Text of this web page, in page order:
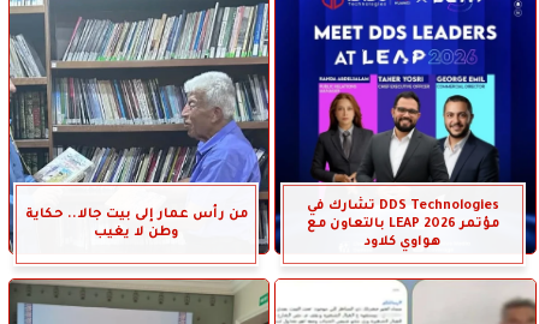
DDS Technologies تشارك في
مؤتمر LEAP 2026 بالتعاون مع
هواوي كلاود
من رأس عمار إلى بيت جالا.. حكاية
وطن لا يغيب